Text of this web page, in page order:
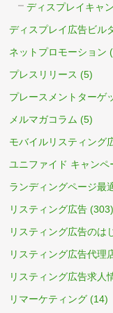
ディスプレイキャ
ディスプレイ広告ビル
ネットプロモーション
プレスリリース (5)
プレースメントターゲ
メルマガコラム (5)
モバイルリスティング
ユニファイド キャンペ
ランディングページ最
リスティング広告 (303)
リスティング広告のは
リスティング広告代理
リスティング広告求人
リマーケティング (14)